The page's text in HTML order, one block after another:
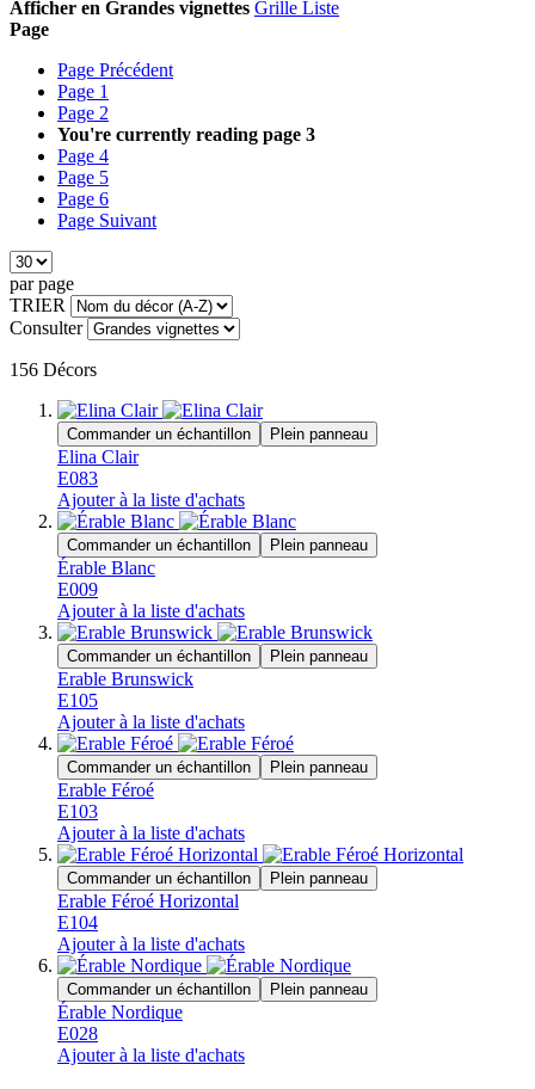
Afficher en Grandes vignettes Grille Liste
Page
Page Précédent
Page 1
Page 2
You're currently reading page 3
Page 4
Page 5
Page 6
Page Suivant
par page
TRIER
Consulter
156 Décors
Commander un échantillon Plein panneau
Elina Clair
E083
Ajouter à la liste d'achats
Commander un échantillon Plein panneau
Érable Blanc
E009
Ajouter à la liste d'achats
Commander un échantillon Plein panneau
Erable Brunswick
E105
Ajouter à la liste d'achats
Commander un échantillon Plein panneau
Erable Féroé
E103
Ajouter à la liste d'achats
Commander un échantillon Plein panneau
Erable Féroé Horizontal
E104
Ajouter à la liste d'achats
Commander un échantillon Plein panneau
Érable Nordique
E028
Ajouter à la liste d'achats